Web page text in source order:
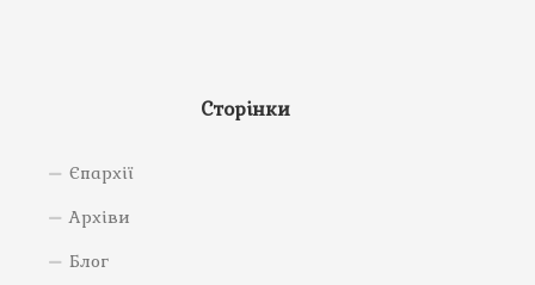
Сторінки
Єпархії
Архіви
Блог